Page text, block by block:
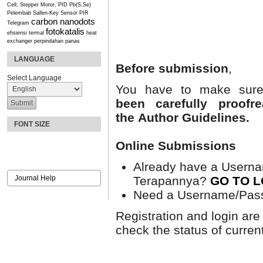
Cell, Stepper Motor, PID Pb(S,Se)
Pelembab Sallen-Key Sensor PIR
Telegram carbon nanodots
efisiensi termal fotokatalis heat
exchanger perpindahan panas
LANGUAGE
Select Language
FONT SIZE
Journal Help
Before submission,
You have to make
been carefully
the Author Guidelines.
Online Submissions
Already have a
Terapannya? GO TO
Need a Username/
Registration and login
check the status of